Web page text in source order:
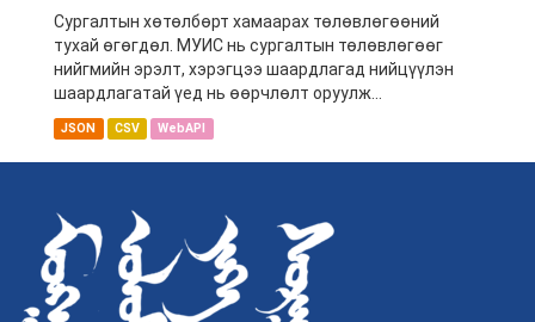
Сургалтын хөтөлбөрт хамаарах төлөвлөгөөний
тухай өгөгдөл. МУИС нь сургалтын төлөвлөгөөг
нийгмийн эрэлт, хэрэгцээ шаардлагад нийцүүлэн
шаардлагатай үед нь өөрчлөлт оруулж...
JSON CSV WebAPI